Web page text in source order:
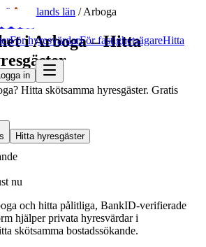
För hyresvärdarFör fastighetsägareHitta
in
Västmanlands län /Arboga
i Arboga – Hitta
Hitta skötsamma hyresgäster. Gratis
Hitta hyresgäster
nu
och hitta pålitliga, BankID-verifierade
hjälper privata hyresvärdar i
skötsamma bostadssökande.